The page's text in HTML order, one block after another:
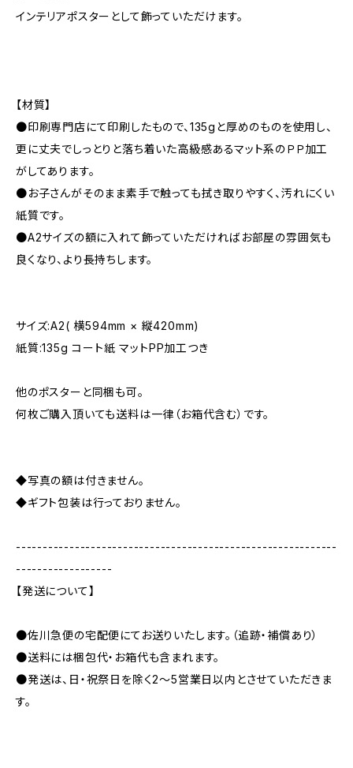
インテリアポスターとして飾っていただけます。
【材質】
●印刷専門店にて印刷したもので、135gと厚めのものを使用し、
更に丈夫でしっとりと落ち着いた高級感あるマット系のＰＰ加工
がしてあります。
●お子さんがそのまま素手で触っても拭き取りやすく、汚れにくい
紙質です。
●A2サイズの額に入れて飾っていただければお部屋の雰囲気も
良くなり、より長持ちします。
サイズ:A2( 横594mm × 縦420mm)
紙質:135g コート紙 マットPP加工つき
他のポスターと同梱も可。
何枚ご購入頂いても送料は一律（お箱代含む）です。
◆写真の額は付きません。
◆ギフト包装は行っておりません。
------------------------------------------------------------
------------------
【発送について】
●佐川急便の宅配便にてお送りいたします。（追跡・補償あり）
●送料には梱包代・お箱代も含まれます。
●発送は、日・祝祭日を除く2～5営業日以内とさせていただきま
す。